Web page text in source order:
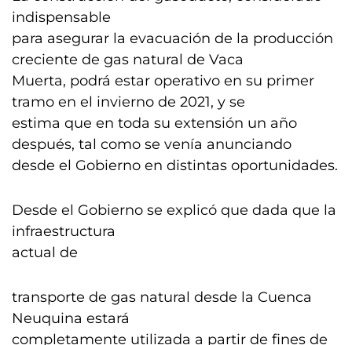
indispensable
para asegurar la evacuación de la producción
creciente de gas natural de Vaca
Muerta, podrá estar operativo en su primer
tramo en el invierno de 2021, y se
estima que en toda su extensión un año
después, tal como se venía anunciando
desde el Gobierno en distintas oportunidades.
Desde el Gobierno se explicó que dada que la
infraestructura
actual de
transporte de gas natural desde la Cuenca
Neuquina estará
completamente utilizada a partir de fines de